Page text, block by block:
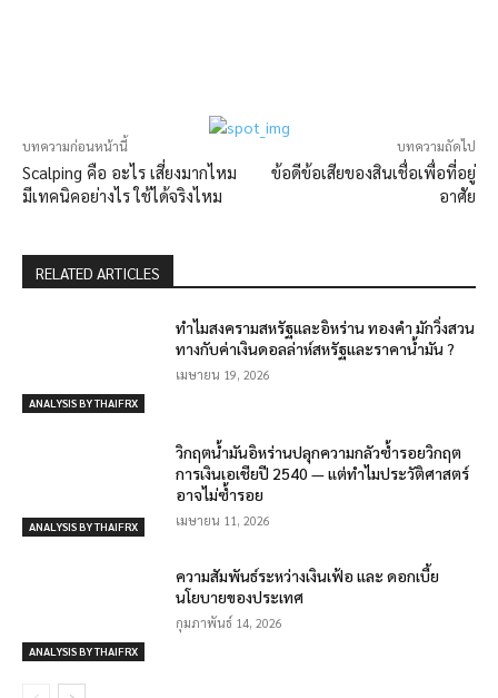
บทความก่อนหน้านี้
Scalping คือ อะไร เสี่ยงมากไหม
มีเทคนิคอย่างไร ใช้ได้จริงไหม
บทความถัดไป
ข้อดีข้อเสียของสินเชื่อเพื่อที่อยู่
อาศัย
RELATED ARTICLES
ANALYSIS BY THAIFRX
ทำไมสงครามสหรัฐและอิหร่าน ทองคำ มักวิ่งสวน
ทางกับค่าเงินดอลล่าห์สหรัฐและราคาน้ำมัน ?
เมษายน 19, 2026
ANALYSIS BY THAIFRX
วิกฤตน้ำมันอิหร่านปลุกความกลัวซ้ำรอยวิกฤต
การเงินเอเชียปี 2540 — แต่ทำไมประวัติศาสตร์
อาจไม่ซ้ำรอย
เมษายน 11, 2026
ANALYSIS BY THAIFRX
ความสัมพันธ์ระหว่างเงินเฟ้อ และ ดอกเบี้ย
นโยบายของประเทศ
กุมภาพันธ์ 14, 2026